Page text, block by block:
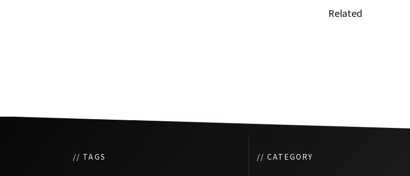
Related
// TAGS // CATEGORY